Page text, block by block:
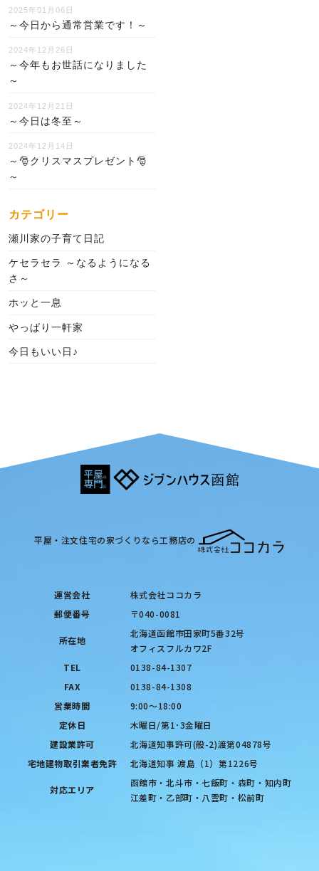
2025年01月06日
～今日から通常営業です！～
2024年12月26日
～今年もお世話になりました
～
2024年12月21日
～今日は冬至～
2024年12月14日
～🎅クリスマスプレゼント🎅
～
カテゴリー
瀬川家の子育て日記
ケセラセラ ～なるようになる
さ～
ホッと一息
やっぱり一軒家
今日もいい日♪
平屋・注文住宅の家づくりなら工務店の
運営会社
株式会社ココカラ
郵便番号
〒040-0081
所在地
北海道函館市田家町5番32号
オフィスフルカワ2F
TEL
0138-84-1307
FAX
0138-84-1308
営業時間
9:00〜18:00
定休日
木曜日/第1･3金曜日
建設業許可
北海道知事許可(般-2)渡第04878号
宅地建物取引業者免許
北海道知事 渡島（1）第1226号
対応エリア
函館市・北斗市・七飯町・森町・知内町
江差町・乙部町・八雲町・松前町